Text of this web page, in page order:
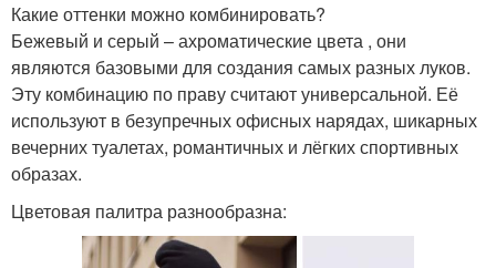
Какие оттенки можно комбинировать?
Бежевый и серый – ахроматические цвета , они
являются базовыми для создания самых разных луков.
Эту комбинацию по праву считают универсальной. Её
используют в безупречных офисных нарядах, шикарных
вечерних туалетах, романтичных и лёгких спортивных
образах.
Цветовая палитра разнообразна: